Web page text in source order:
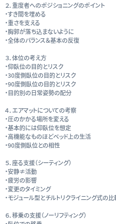
２．重度者へのポジショニングのポイント
・すき間を埋める
・重さを支える
・胸郭が落ち込まないように
・全体のバランス＆基本の反復
３．体位の考え方
・仰臥位の目的とリスク
・30度側臥位の目的とリスク
・90度側臥位の目的とリスク
・目的別の日常姿勢の配分
４．エアマットについての考察
・圧のかかる場所を変える
・基本的には仰臥位を想定
・高機能なものほどベッド上の生活
・90度側臥位との相性
５．座る支援（シーティング）
・安静≠活動
・疲労の影響
・変更のタイミング
・モジュール型とチルトリクライニング式の
６．移乗の支援（ノーリフティング）